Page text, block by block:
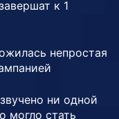
к 1
непростая
ни одной
могло стать